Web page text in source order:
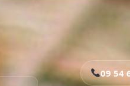
09 54